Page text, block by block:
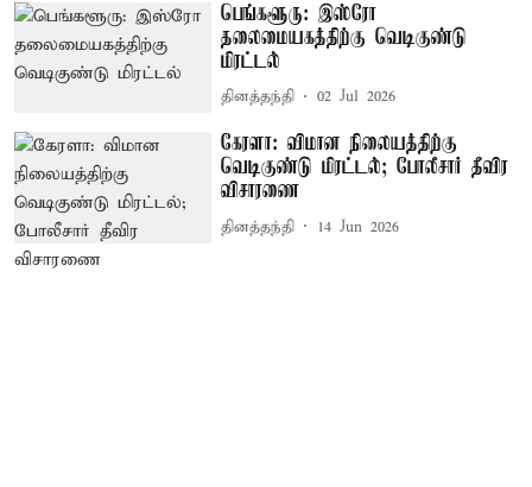
பெங்களூரு: இஸ்ரோ
தலைமையகத்திற்கு வெடிகுண்டு
மிரட்டல்
தினத்தந்தி 02 Jul 2026
கேரளா: விமான நிலையத்திற்கு
வெடிகுண்டு மிரட்டல்; போலீசார் தீவிர
விசாரணை
தினத்தந்தி 14 Jun 2026